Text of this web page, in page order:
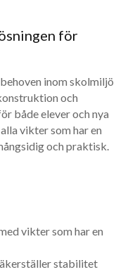
för
inom skolmiljö
och
både elever och nya
vikter som har en
och praktisk.
vikter som har en
stabilitet